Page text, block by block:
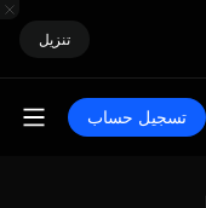
تنزيل
تسجيل حساب